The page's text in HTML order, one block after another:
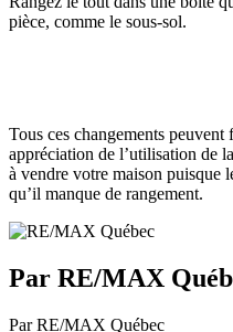
pièce, comme le sous-sol.
Tous ces changements
appréciation de l’utilisation de
à vendre votre maison puisque
qu’il manque de rangement.
Par RE/MAX
Par RE/MAX Québec